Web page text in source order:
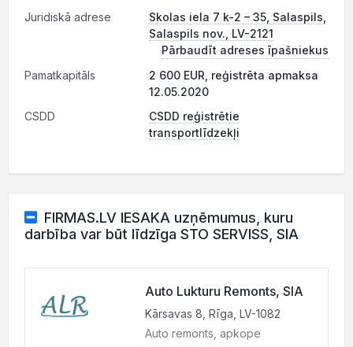
Juridiskā adrese
Skolas iela 7 k-2 – 35, Salaspils,
Salaspils nov., LV-2121
Pārbaudīt adreses īpašniekus
Pamatkapitāls
2 600 EUR, reģistrēta apmaksa
12.05.2020
CSDD
CSDD reģistrētie
transportlīdzekļi
FIRMAS.LV IESAKA uzņēmumus, kuru
darbība var būt līdzīga STO SERVISS, SIA
Auto Lukturu Remonts, SIA
Kārsavas 8, Rīga, LV-1082
Auto remonts, apkope